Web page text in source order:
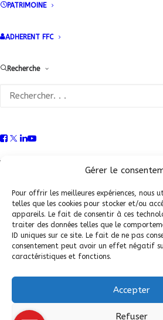
Gérer le
Pour offrir les meilleures expériences, nous
telles que les cookies pour stocker et/ou
appareils. Le fait de consentir à ces
traiter des données telles que le
ID uniques sur ce site. Le fait de ne pas
consentement peut avoir un effet négatif
caractéristiques et fonctions.
Accepter
Refuser
PATRIMOINE
ADHERENT FFC
Recherche
Politique de
© 2026 Fédération Française de
Tous droits